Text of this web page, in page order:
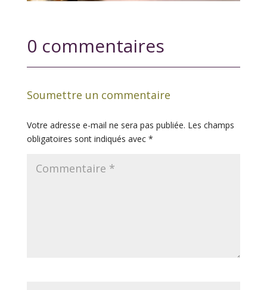
0 commentaires
Soumettre un commentaire
Votre adresse e-mail ne sera pas publiée. Les champs
obligatoires sont indiqués avec *